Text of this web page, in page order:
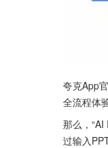
夸克App
全流程体
那么，“AI
过输入